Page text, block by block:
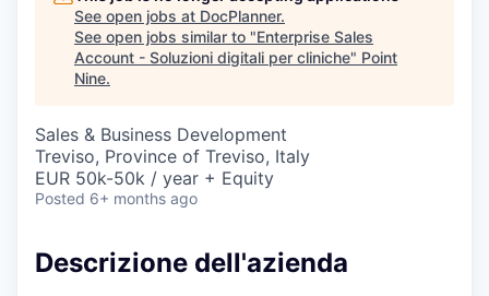
See open jobs at DocPlanner.
See open jobs similar to "Enterprise Sales
Account - Soluzioni digitali per cliniche" Point
Nine.
Sales & Business Development
Treviso, Province of Treviso, Italy
EUR 50k-50k / year + Equity
Posted 6+ months ago
Descrizione dell'azienda